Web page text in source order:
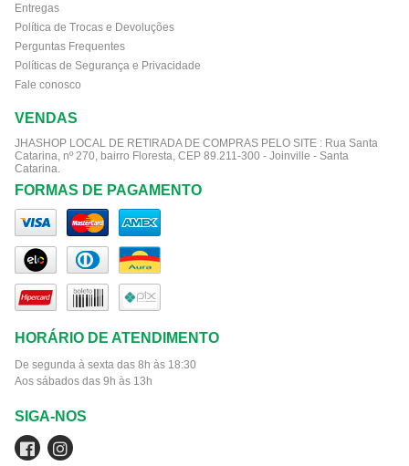
Entregas
Política de Trocas e Devoluções
Perguntas Frequentes
Políticas de Segurança e Privacidade
Fale conosco
VENDAS
JHASHOP LOCAL DE RETIRADA DE COMPRAS PELO SITE : Rua Santa
Catarina, nº 270, bairro Floresta, CEP 89.211-300 - Joinville - Santa
Catarina.
FORMAS DE PAGAMENTO
HORÁRIO DE ATENDIMENTO
De segunda à sexta das 8h às 18:30
Aos sábados das 9h às 13h
SIGA-NOS